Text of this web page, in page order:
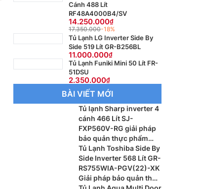
Cánh 488 Lít
RF48A4000B4/SV
14.250.000
17.350.000-18%
Tủ Lạnh LG Inverter Side By
Side 519 Lít GR-B256BL
11.000.000
Tủ Lạnh Funiki Mini 50 Lít FR-
51DSU
2.350.000
BÀI VIẾT MỚI
Tủ lạnh Sharp inverter 4
cánh 466 Lít SJ-
FXP560V-RG giải pháp
bảo quản thực phẩm
hiện đại cho gia đình
Tủ Lạnh Toshiba Side By
Side Inverter 568 Lít GR-
RS755WIA-PGV(22)-XK
Giải pháp bảo quản thực